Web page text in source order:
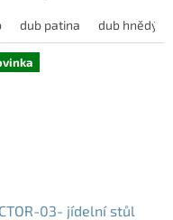
olše tm.hnědá
vytvoří více místa
dub patina dub hnědý
03- jídelní stůl